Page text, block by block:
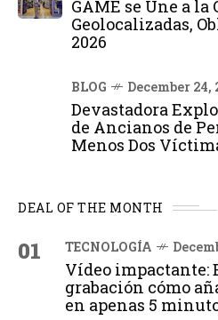
GAME se Une a la
Geolocalizadas,
2026
BLOG December 24,
Devastadora
de Ancianos de
Menos Dos
DEAL OF THE MONTH
01 TECNOLOGÍA
Vídeo impactante:
grabación cómo
en apenas 5